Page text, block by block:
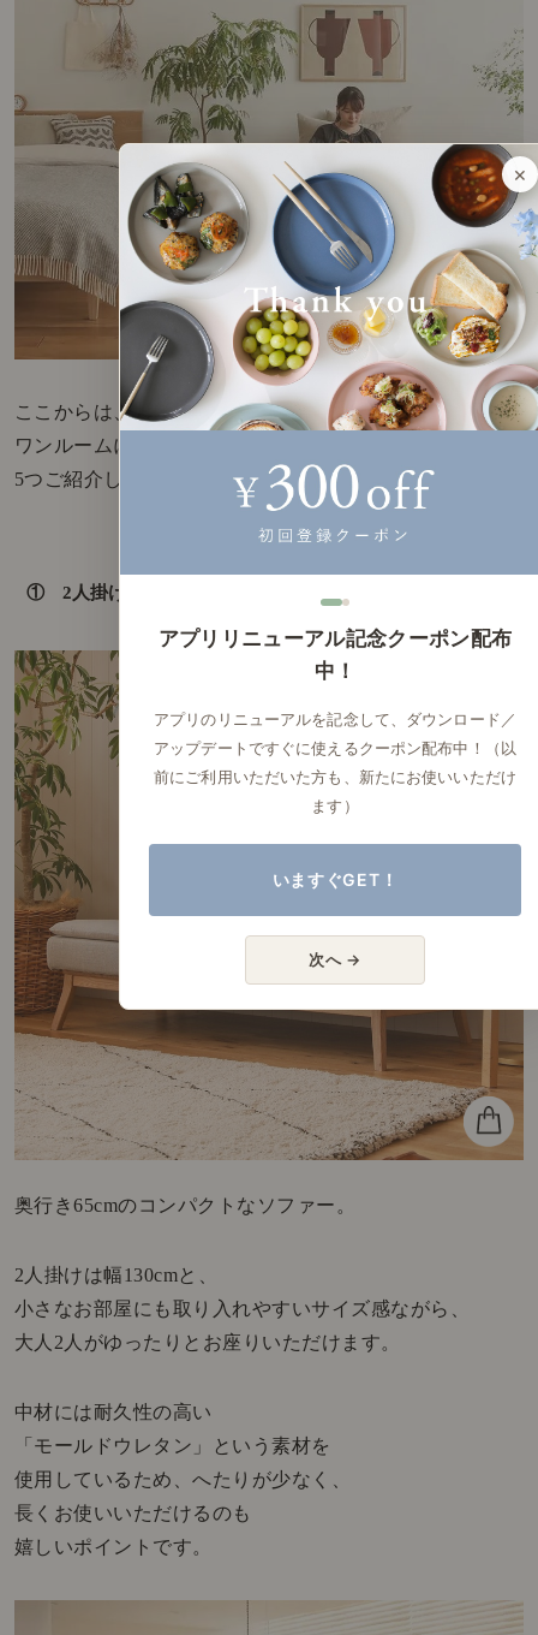
ここからは、リセノで取り扱いのある
ワンルームにおすすめのソファーを
5つご紹介します。
① 2人掛けローソファー culum
奥行き65cmのコンパクトなソファー。
2人掛けは幅130cmと、
小さなお部屋にも取り入れやすいサイズ感ながら、
大人2人がゆったりとお座りいただけます。
中材には耐久性の高い
「モールドウレタン」という素材を
使用しているため、へたりが少なく、
長くお使いいただけるのも
嬉しいポイントです。
×
アプリリニューアル記念クーポン配布
中！
アプリのリニューアルを記念して、ダウンロード／
アップデートですぐに使えるクーポン配布中！（以
前にご利用いただいた方も、新たにお使いいただけ
ます）
いますぐGET！
次へ →